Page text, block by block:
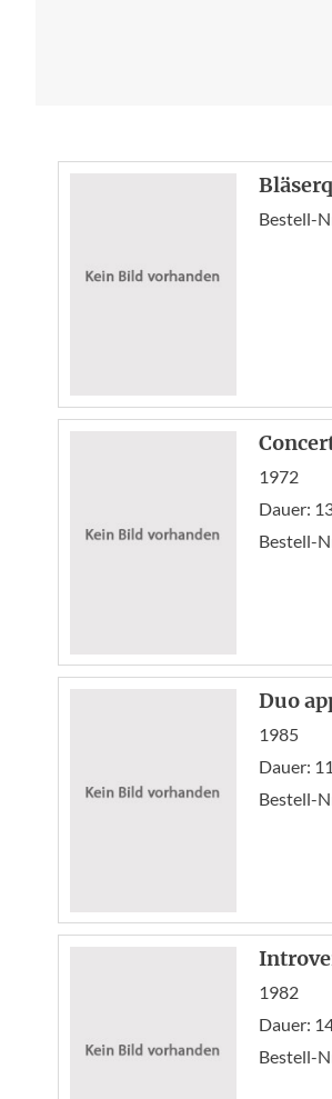
Bestell-
1972
Dauer:
Bestell-
Duo
1985
Dauer:
Bestell-
1982
Dauer:
Bestell-